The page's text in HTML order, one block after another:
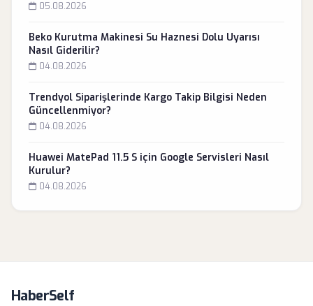
05.08.2026
Beko Kurutma Makinesi Su Haznesi Dolu Uyarısı
Nasıl Giderilir?
04.08.2026
Trendyol Siparişlerinde Kargo Takip Bilgisi Neden
Güncellenmiyor?
04.08.2026
Huawei MatePad 11.5 S için Google Servisleri Nasıl
Kurulur?
04.08.2026
HaberSelf